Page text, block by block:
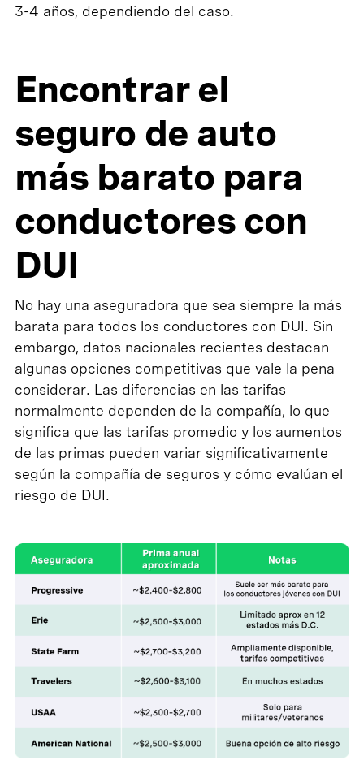
3-4 años, dependiendo del caso.
Encontrar el
seguro de auto
más barato para
conductores con
DUI
No hay una aseguradora que sea siempre la más
barata para todos los conductores con DUI. Sin
embargo, datos nacionales recientes destacan
algunas opciones competitivas que vale la pena
considerar. Las diferencias en las tarifas
normalmente dependen de la compañía, lo que
significa que las tarifas promedio y los aumentos
de las primas pueden variar significativamente
según la compañía de seguros y cómo evalúan el
riesgo de DUI.